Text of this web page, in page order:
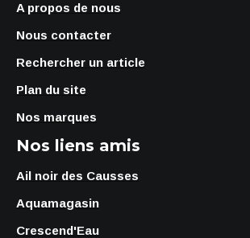
A propos de nous
Nous contacter
Rechercher un article
Plan du site
Nos marques
Nos liens amis
Ail noir des Causses
Aquamagasin
Crescend'Eau